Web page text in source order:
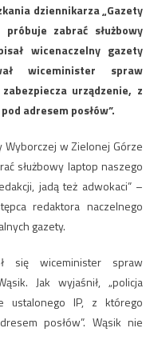
dziennikarza „Gazety
zabrać służbowy
wicenaczelny gazety
wiceminister spraw
urządzenie, z
adresem posłów”.
Wyborczej w Zielonej Górze
służbowy laptop naszego
jadą też adwokaci” –
redaktora naczelnego
gazety.
się wiceminister spraw
Jak wyjaśnił, „policja
ustalonego IP, z którego
posłów”. Wąsik nie